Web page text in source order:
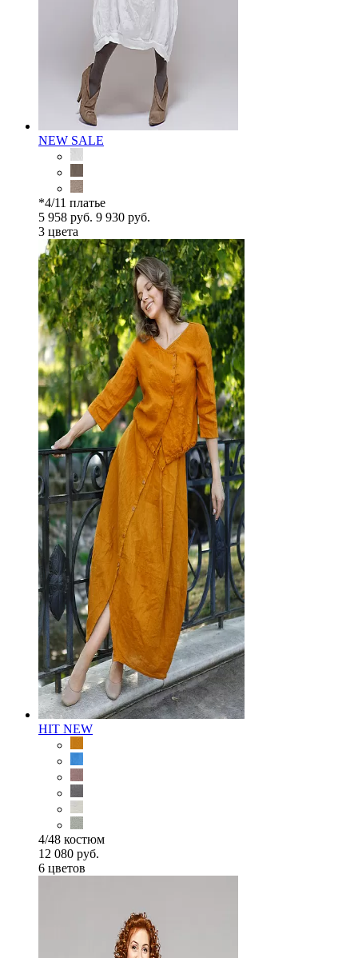
NEW SALE
*4/11 платье
5 958 руб. 9 930 руб.
3 цветa
HIT NEW
4/48 костюм
12 080 руб.
6 цветов